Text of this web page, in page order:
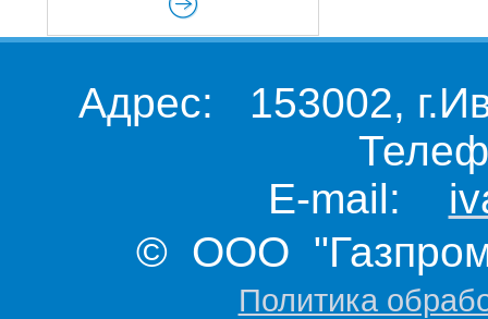
Адрес: 153002,
E-mail:
© ООО "Газпром
Политика